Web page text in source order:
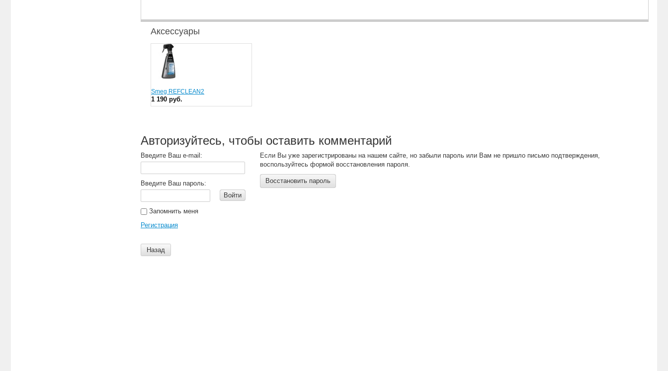
Аксессуары
Smeg REFCLEAN2
1 190 руб.
Авторизуйтесь, чтобы оставить комментарий
Введите Ваш e-mail:
Введите Ваш пароль:
Войти
Запомнить меня
Регистрация
Если Вы уже зарегистрированы на нашем сайте, но забыли пароль или Вам не пришло письмо подтверждения,
воспользуйтесь формой восстановления пароля.
Восстановить пароль
Назад